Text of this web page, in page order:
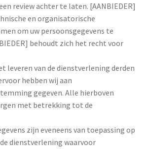
review achter te laten. [AANBIEDER]
en organisatorische
om uw persoonsgegevens te
behoudt zich het recht voor
leveren van de dienstverlening derden
hebben wij aan
gegeven. Alle hierboven
met betrekking tot de
zijn eveneens van toepassing op
dienstverlening waarvoor